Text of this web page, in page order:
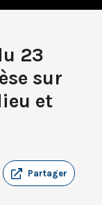
23
sur
et
Partager